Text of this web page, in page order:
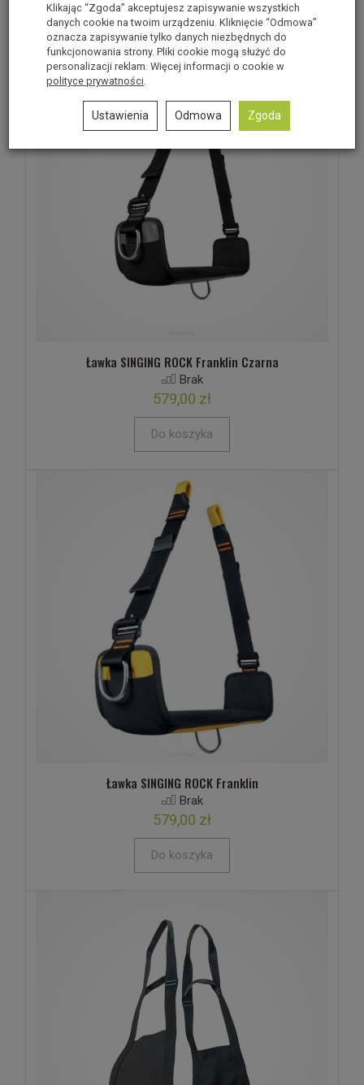
Polecane produkty
Ławka SINGING ROCK Franklin Czarna
Brak
579,00 zł
Do koszyka
Ławka SINGING ROCK Franklin
Brak
579,00 zł
Do koszyka
Klikając “Zgoda” akceptujesz zapisywanie wszystkich
danych cookie na twoim urządzeniu. Kliknięcie “Odmowa”
oznacza zapisywanie tylko danych niezbędnych do
funkcjonowania strony. Pliki cookie mogą służyć do
personalizacji reklam. Więcej informacji o cookie w
polityce prywatności.
Ustawienia Odmowa Zgoda